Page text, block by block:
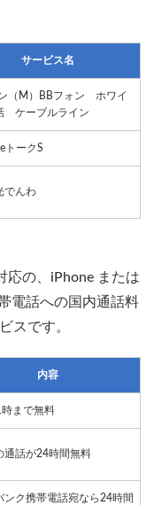
サービス名
（M）BBフォン ホワイ
ケーブルライン
トークS
でんわ
応の、iPhone または
電話への国内通話料
スです。
内容
まで無料
通話が24時間無料
ンク携帯電話宛なら24時間